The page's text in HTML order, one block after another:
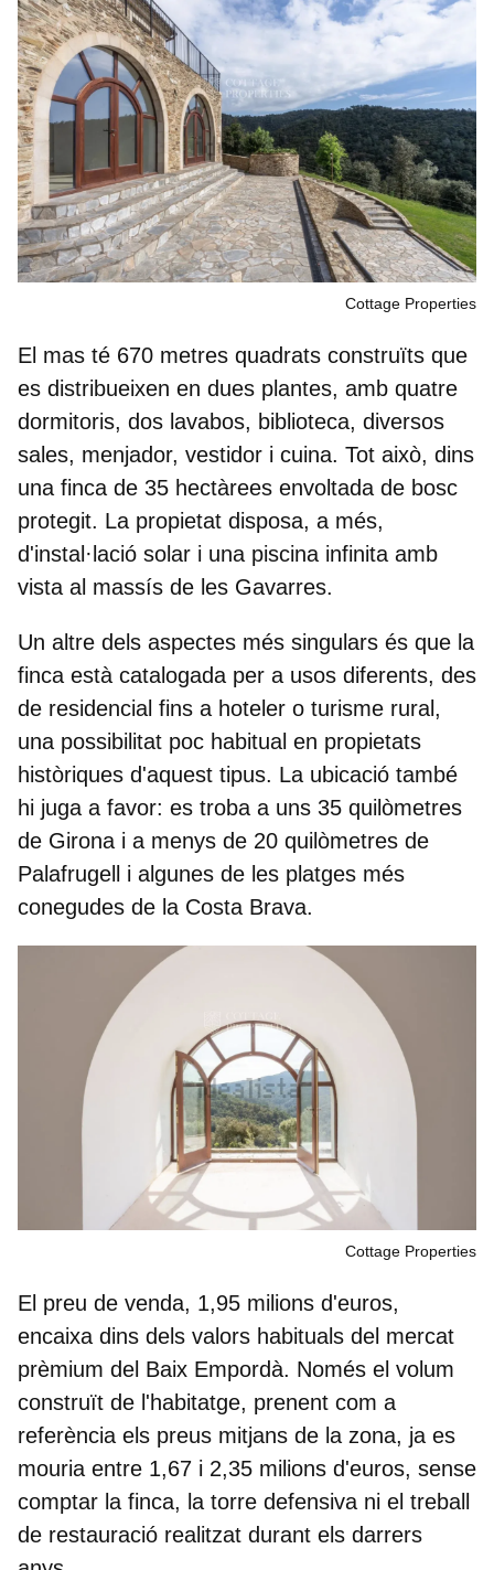
Cottage Properties
El mas té 670 metres quadrats construïts que
es distribueixen en dues plantes, amb quatre
dormitoris, dos lavabos, biblioteca, diversos
sales, menjador, vestidor i cuina. Tot això, dins
una finca de 35 hectàrees envoltada de bosc
protegit. La propietat disposa, a més,
d'instal·lació solar i una piscina infinita amb
vista al massís de les Gavarres.
Un altre dels aspectes més singulars és que la
finca està catalogada per a usos diferents, des
de residencial fins a hoteler o turisme rural,
una possibilitat poc habitual en propietats
històriques d'aquest tipus. La ubicació també
hi juga a favor: es troba a uns 35 quilòmetres
de Girona i a menys de 20 quilòmetres de
Palafrugell i algunes de les platges més
conegudes de la Costa Brava.
Cottage Properties
El preu de venda, 1,95 milions d'euros,
encaixa dins dels valors habituals del mercat
prèmium del Baix Empordà. Només el volum
construït de l'habitatge, prenent com a
referència els preus mitjans de la zona, ja es
mouria entre 1,67 i 2,35 milions d'euros, sense
comptar la finca, la torre defensiva ni el treball
de restauració realitzat durant els darrers